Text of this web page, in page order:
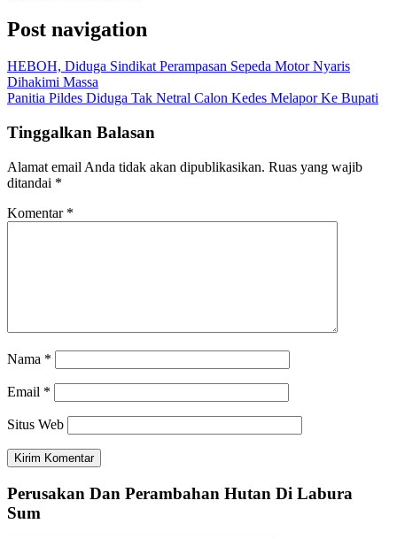
Post navigation
HEBOH, Diduga Sindikat Perampasan Sepeda Motor Nyaris
Dihakimi Massa
Panitia Pildes Diduga Tak Netral Calon Kedes Melapor Ke Bupati
Tinggalkan Balasan
Alamat email Anda tidak akan dipublikasikan. Ruas yang wajib
ditandai *
Komentar *
Nama *
Email *
Situs Web
Perusakan Dan Perambahan Hutan Di Labura
Sum